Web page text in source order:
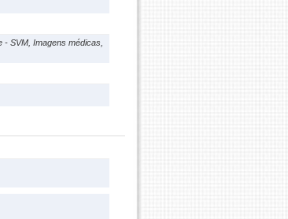
SVM, Imagens médicas,